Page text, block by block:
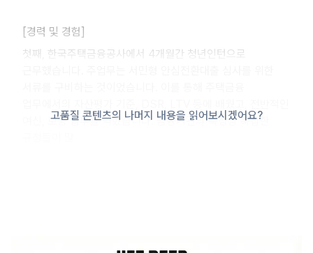
[경력 및 경험]
첫째, 한국주택금융공사에서 4개월간 청년인턴으로
여신, 보증 업무를 익혔습니다. 금융기관의 특성상 복잡한
고품질 콘텐츠의 나머지 내용을 읽어보시겠어요?